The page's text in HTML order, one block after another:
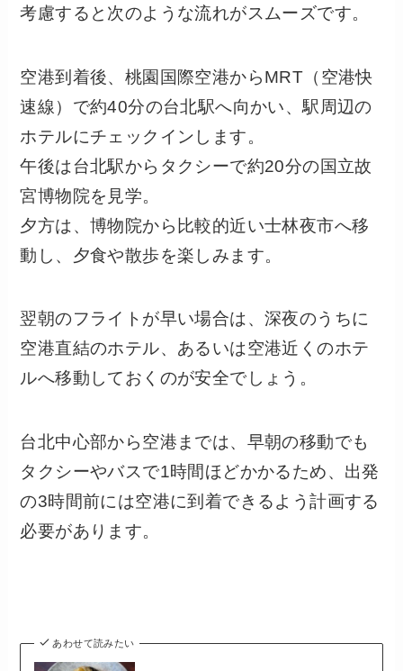
考慮すると次のような流れがスムーズです。
空港到着後、桃園国際空港からMRT（空港快
速線）で約40分の台北駅へ向かい、駅周辺の
ホテルにチェックインします。
午後は台北駅からタクシーで約20分の国立故
宮博物院を見学。
夕方は、博物院から比較的近い士林夜市へ移
動し、夕食や散歩を楽しみます。
翌朝のフライトが早い場合は、深夜のうちに
空港直結のホテル、あるいは空港近くのホテ
ルへ移動しておくのが安全でしょう。
台北中心部から空港までは、早朝の移動でも
タクシーやバスで1時間ほどかかるため、出発
の3時間前には空港に到着できるよう計画する
必要があります。
あわせて読みたい